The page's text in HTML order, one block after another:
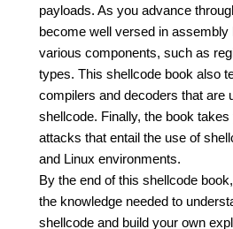
payloads. As you advance
become well versed in assembly
various components, such as
types. This shellcode book also
compilers and decoders that are
shellcode. Finally, the book
attacks that entail the use of
and Linux environments.
By the end of this shellcode
the knowledge needed to
shellcode and build your own